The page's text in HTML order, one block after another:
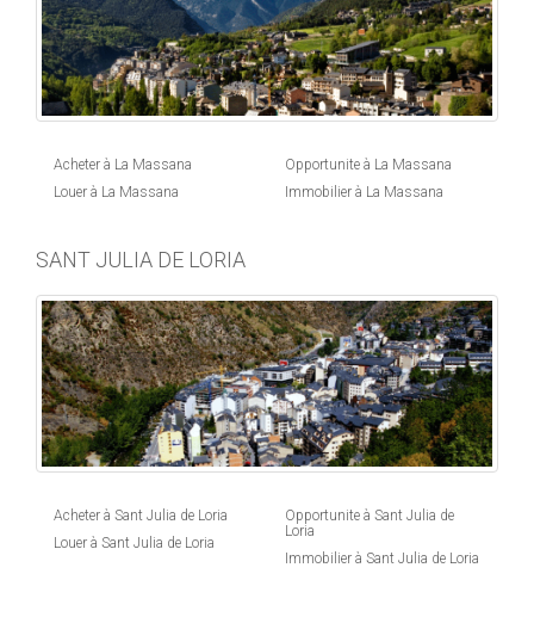
Acheter à La Massana
Louer à La Massana
Opportunite à La Massana
Immobilier à La Massana
SANT JULIA DE LORIA
Acheter à Sant Julia de Loria
Louer à Sant Julia de Loria
Opportunite à Sant Julia de
Loria
Immobilier à Sant Julia de Loria